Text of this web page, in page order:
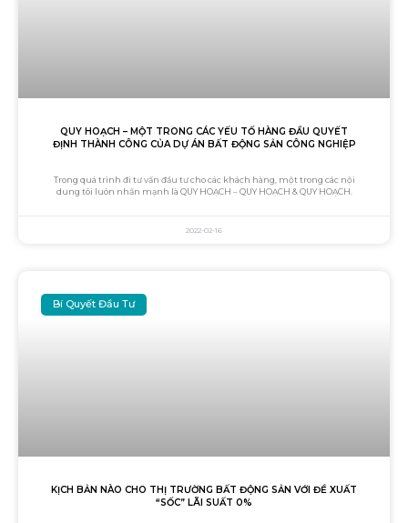
QUY HOẠCH – MỘT TRONG CÁC YẾU TỐ HÀNG ĐẦU QUYẾT
ĐỊNH THÀNH CÔNG CỦA DỰ ÁN BẤT ĐỘNG SẢN CÔNG NGHIỆP
Trong quá trình đi tư vấn đầu tư cho các khách hàng, một trong các nội
dung tôi luôn nhấn mạnh là QUY HOẠCH – QUY HOẠCH & QUY HOẠCH.
2022-02-16
Bí Quyết Đầu Tư
KỊCH BẢN NÀO CHO THỊ TRƯỜNG BẤT ĐỘNG SẢN VỚI ĐỀ XUẤT
“SỐC” LÃI SUẤT 0%